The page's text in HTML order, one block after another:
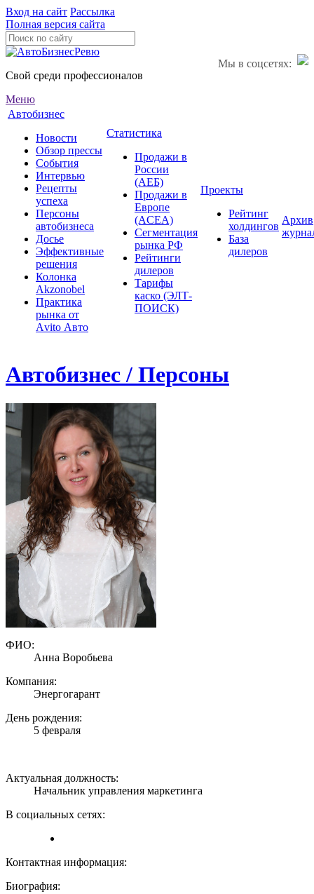
Вход на сайт Рассылка
Полная версия сайта
Мы в соцсетях:
Свой среди профессионалов
Меню
Автобизнес
Новости
Обзор прессы
События
Интервью
Рецепты
успеха
Персоны
автобизнеса
Досье
Эффективные
решения
Колонка
Akzonobel
Практика
рынка от
Аvito Авто
Статистика
Продажи в
России
(АЕБ)
Продажи в
Европе
(ACEA)
Сегментация
рынка РФ
Рейтинги
дилеров
Тарифы
каско (ЭЛТ-
ПОИСК)
Проекты
Рейтинг
холдингов
База
дилеров
Архив
Автобизнес / Персоны
ФИО:
Анна Воробьева
Компания:
Энергогарант
День рождения:
5 февраля
Актуальная должность:
Начальник управления маркетинга
В социальных сетях:
Контактная информация:
Биография: